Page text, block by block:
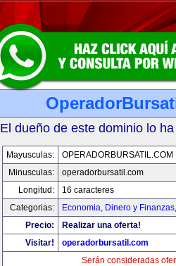
El dueño de este dominio lo
Mayusculas:
OPERADORBURSATIL.COM
Minusculas:
operadorbursatil.com
Longitud:
16 caracteres
Categorias:
Economia, Dinero y Finanzas
Precio:
Realizar una oferta!
Visitar!
operadorbursatil.com
Serán consideradas